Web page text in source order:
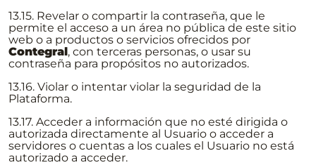
13.15. Revelar o compartir la contraseña, que le
permite el acceso a un área no pública de este sitio
web o a productos o servicios ofrecidos por
Contegral, con terceras personas, o usar su
contraseña para propósitos no autorizados.
13.16. Violar o intentar violar la seguridad de la
Plataforma.
13.17. Acceder a información que no esté dirigida o
autorizada directamente al Usuario o acceder a
servidores o cuentas a los cuales el Usuario no está
autorizado a acceder.